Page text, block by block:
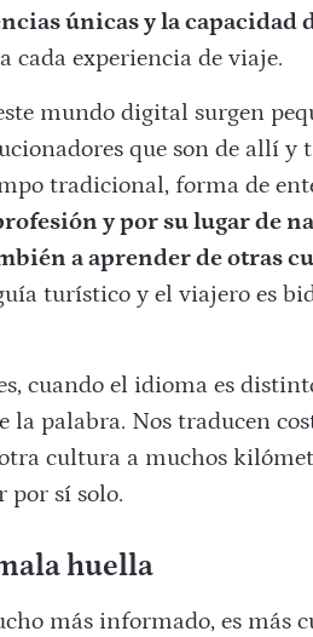
únicas y la capacidad
cada experiencia de viaje.
mundo digital surgen
que son de allí
tradicional, forma de
y por su lugar de
a aprender de otras
turístico y el viajero es
cuando el idioma es
la palabra. Nos traducen
cultura a muchos
por sí solo.
huella
más informado, es más